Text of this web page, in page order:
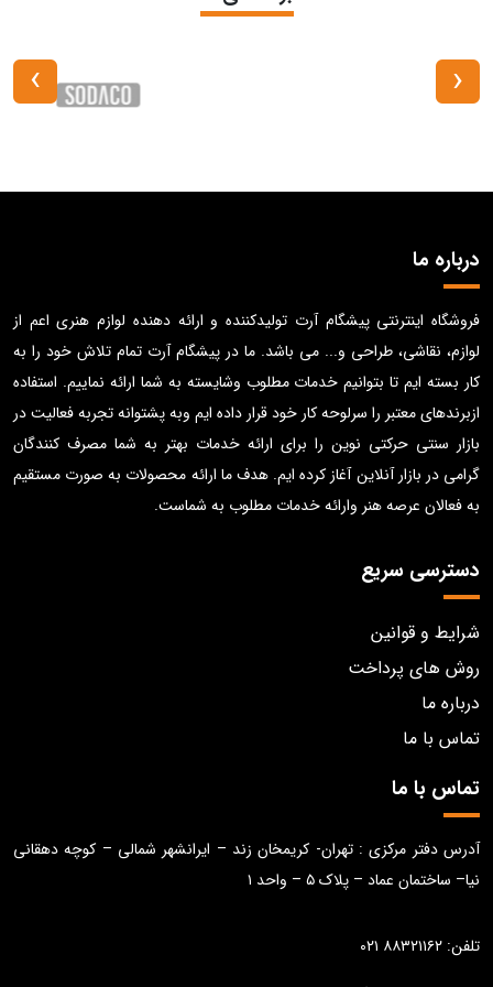
‹
›
درباره ما
فروشگاه اینترنتی پیشگام آرت تولیدکننده و ارائه دهنده لوازم هنری اعم از
لوازم، نقاشی، طراحی و... می باشد. ما در پیشگام آرت تمام تلاش خود را به
کار بسته ایم تا بتوانیم خدمات مطلوب وشایسته به شما ارائه نماییم. استفاده
ازبرندهای معتبر را سرلوحه کار خود قرار داده ایم وبه پشتوانه تجربه فعالیت در
بازار سنتی حرکتی نوین را برای ارائه خدمات بهتر به شما مصرف کنندگان
گرامی در بازار آنلاین آغاز کرده ایم. هدف ما ارائه محصولات به صورت مستقیم
به فعالان عرصه هنر وارائه خدمات مطلوب به شماست.
دسترسی سریع
شرایط و قوانین
روش های پرداخت
درباره ما
تماس با ما
تماس با ما
آدرس دفتر مرکزی : تهران- کریمخان زند – ایرانشهر شمالی – کوچه دهقانی
نیا– ساختمان عماد – پلاک ۵ – واحد ۱
تلفن: ۸۸۳۲۱۱۶۲ ۰۲۱